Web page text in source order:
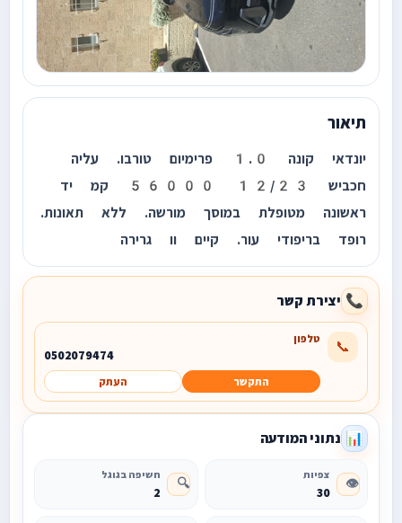
תיאור
יונדאי קונה 1.0 פרימיום טורבו. עליה
חכביש 12/23 56000 קמ יד
ראשונה מטופלת במוסך מורשה. ללא תאונות.
רופד בריפודי עור. קיים וו גרירה
📞 יצירת קשר
📞 טלפון
0502079474
התקשר העתק
📊 נתוני המודעה
👁️ צפיות
30
🔍 חשיפה בגוגל
2